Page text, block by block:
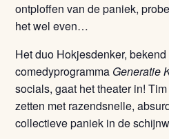
ontploffen van de paniek,
het wel even…
Het duo Hokjesdenker,
comedyprogramma Generatie
socials, gaat het theater in!
zetten met razendsnelle,
collectieve paniek in de